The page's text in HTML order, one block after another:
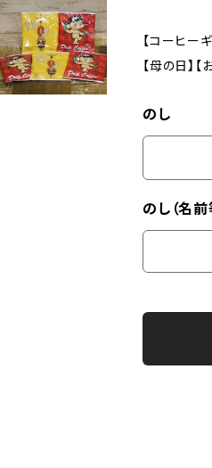
【コーヒー
【母の日】【
のし
のし（名前